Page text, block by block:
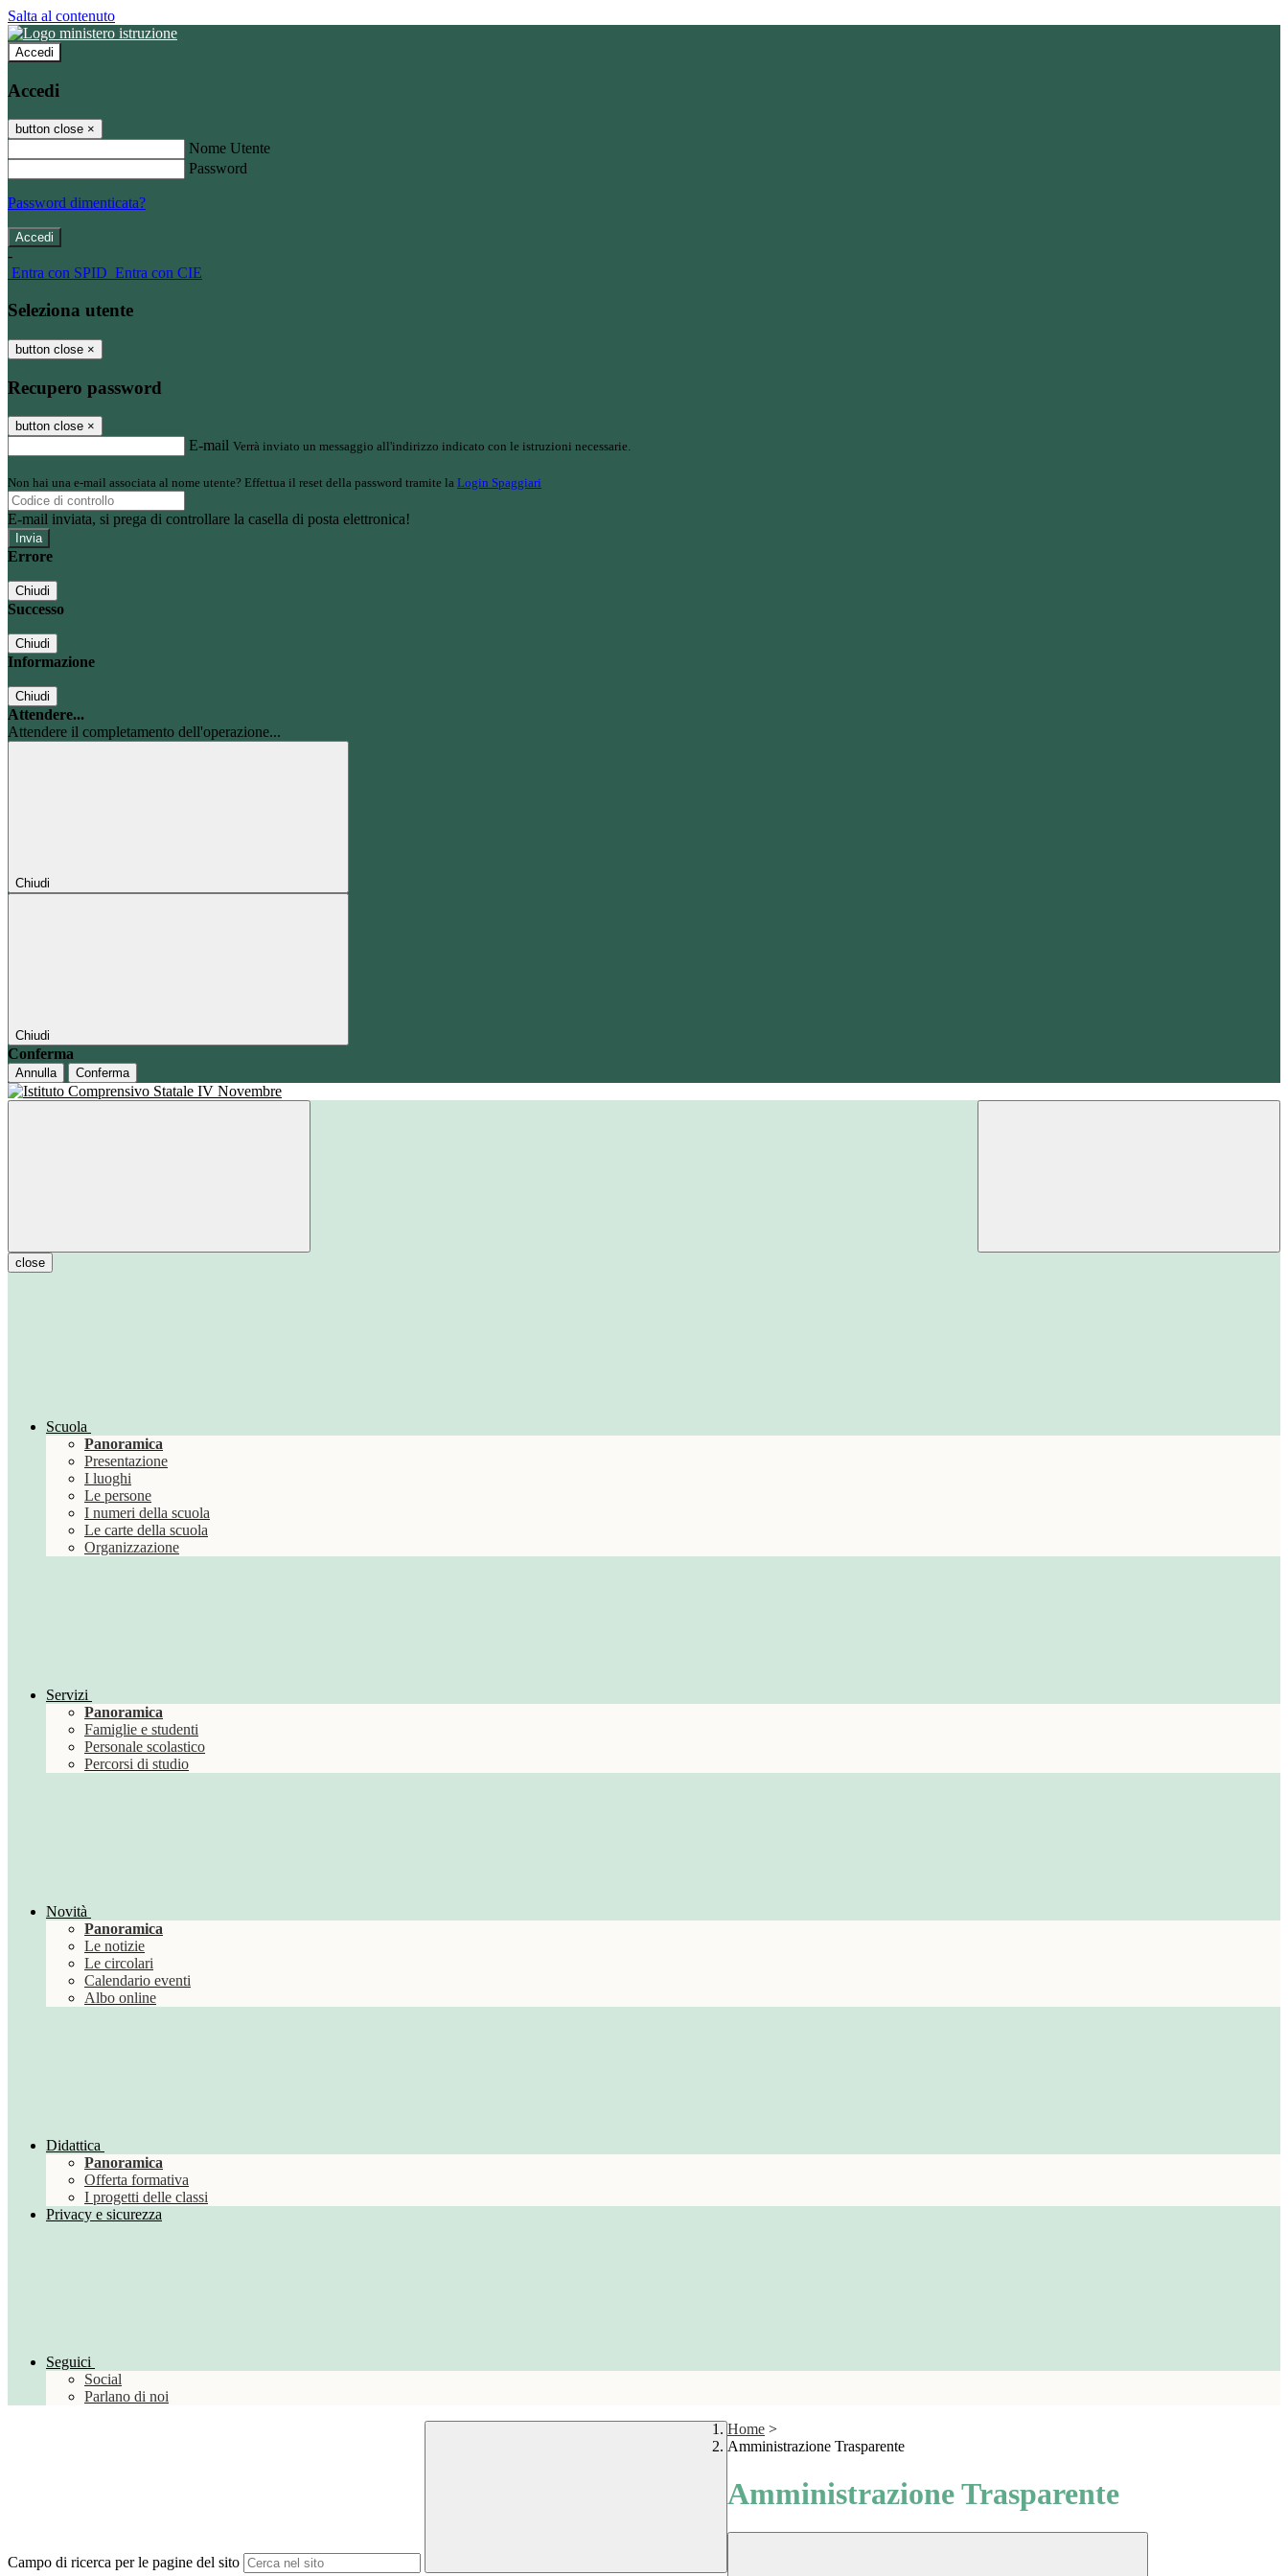
Salta al contenuto
Accedi
Accedi
button close ×
Nome Utente
Password
Password dimenticata?
-
Entra con SPID Entra con CIE
Seleziona utente
button close ×
Recupero password
button close ×
E-mail Verrà inviato un messaggio all'indirizzo indicato con le istruzioni necessarie.
Non hai una e-mail associata al nome utente? Effettua il reset della password tramite la Login Spaggiari
E-mail inviata, si prega di controllare la casella di posta elettronica!
Errore
Chiudi
Successo
Chiudi
Informazione
Chiudi
Attendere...
Attendere il completamento dell'operazione...
Chiudi
Chiudi
Conferma
Annulla Conferma
close
Scuola
Panoramica
Presentazione
I luoghi
Le persone
I numeri della scuola
Le carte della scuola
Organizzazione
Servizi
Panoramica
Famiglie e studenti
Personale scolastico
Percorsi di studio
Novità
Panoramica
Le notizie
Le circolari
Calendario eventi
Albo online
Didattica
Panoramica
Offerta formativa
I progetti delle classi
Privacy e sicurezza
Seguici
Social
Parlano di noi
Campo di ricerca per le pagine del sito
Home >
Amministrazione Trasparente
Amministrazione Trasparente